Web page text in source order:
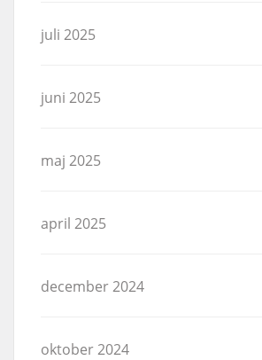
juli 2025
juni 2025
maj 2025
april 2025
december 2024
oktober 2024